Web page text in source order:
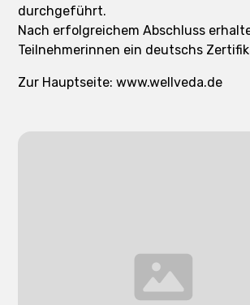
durchgeführt.
Nach erfolgreichem Abschluss
Teilnehmerinnen ein deutschs
Zur Hauptseite: www.wellveda.de